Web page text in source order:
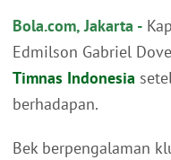
Bola.com, Jakarta -
Edmilson Gabriel
Timnas Indonesia
berhadapan.
Bek berpengalaman